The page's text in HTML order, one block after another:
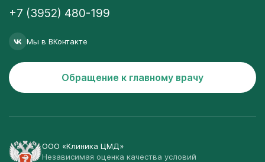
+7 (3952) 480-199
Мы в ВКонтакте
Обращение к главному врачу
ООО «Клиника ЦМД»
Независимая оценка качества условий